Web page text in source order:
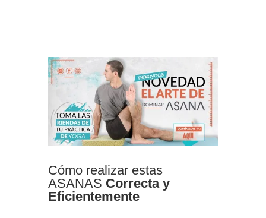
Cómo realizar estas
ASANAS Correcta y
Eficientemente